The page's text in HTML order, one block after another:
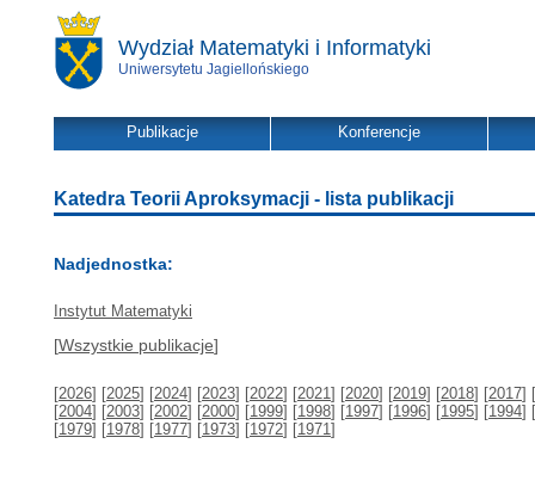
Wydział Matematyki i Informatyki
Uniwersytetu Jagiellońskiego
Publikacje Konferencje
Katedra Teorii Aproksymacji - lista publikacji
Nadjednostka:
Instytut Matematyki
[Wszystkie publikacje]
[2026] [2025] [2024] [2023] [2022] [2021] [2020] [2019] [2018] [2017] [
[2004] [2003] [2002] [2000] [1999] [1998] [1997] [1996] [1995] [1994] [
[1979] [1978] [1977] [1973] [1972] [1971]